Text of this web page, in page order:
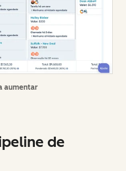
aumentar
de